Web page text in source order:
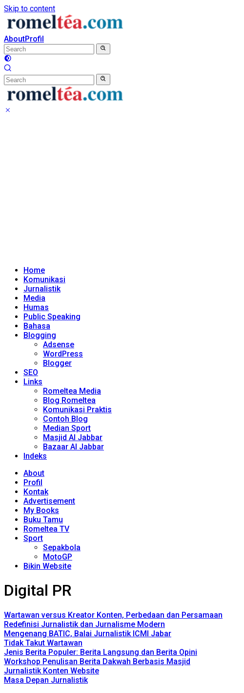
Skip to content
AboutProfil
Home
Komunikasi
Jurnalistik
Media
Humas
Public Speaking
Bahasa
Blogging
Adsense
WordPress
Blogger
SEO
Links
Romeltea Media
Blog Romeltea
Komunikasi Praktis
Contoh Blog
Median Sport
Masjid Al Jabbar
Bazaar Al Jabbar
Indeks
About
Profil
Kontak
Advertisement
My Books
Buku Tamu
Romeltea TV
Sport
Sepakbola
MotoGP
Bikin Website
Digital PR
Wartawan versus Kreator Konten, Perbedaan dan Persamaan
Redefinisi Jurnalistik dan Jurnalisme Modern
Mengenang BATIC, Balai Jurnalistik ICMI Jabar
Tidak Takut Wartawan
Jenis Berita Populer: Berita Langsung dan Berita Opini
Workshop Penulisan Berita Dakwah Berbasis Masjid
Jurnalistik Konten Website
Masa Depan Jurnalistik